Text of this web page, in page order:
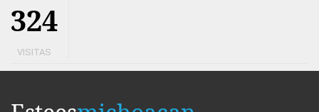
324
VISITAS